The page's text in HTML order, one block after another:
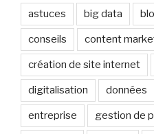
astuces big data
conseils content
création de site internet
digitalisation données
entreprise gestion de